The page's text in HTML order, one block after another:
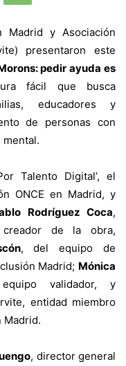
Madrid y Asociación
presentaron este
pedir ayuda es
fácil que busca
educadores y
de personas con
Talento Digital’, el
ONCE en Madrid, y
Rodríguez Coca,
creador de la obra,
, del equipo de
Madrid; Mónica
validador, y
entidad miembro
Madrid.
, director general